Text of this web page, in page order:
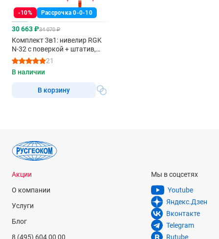
-10% Рассрочка 0-0-10
30 663 ₽34 070 ₽
Комплект 3в1: нивелир RGK
N-32 с поверкой + штатив,
рейка 7м
21
В наличии
В корзину
Акции
О компании
Услуги
Блог
8 (495) 604 00 00
Мы в соцсетях
Youtube
Яндекс.Дзен
Вконтакте
Telegram
Rutube